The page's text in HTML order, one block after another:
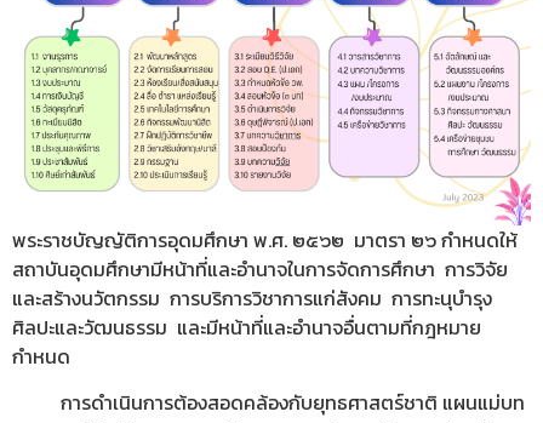
พระราชบัญญัติการอุดมศึกษา พ.ศ. ๒๕๖๒ มาตรา ๒๖ กำหนดให้
สถาบันอุดมศึกษามีหน้าที่และอำนาจในการจัดการศึกษา การวิจัย
และสร้างนวัตกรรม การบริการวิชาการแก่สังคม การทะนุบำรุง
ศิลปะและวัฒนธรรม และมีหน้าที่และอำนาจอื่นตามที่กฎหมาย
กำหนด
การดำเนินการต้องสอดคล้องกับยุทธศาสตร์ชาติ แผนแม่บท